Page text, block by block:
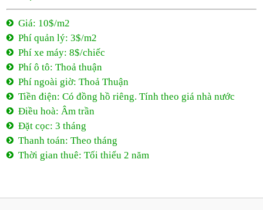
Phí xe máy: 8$/chiếc
Phí ô tô: Thoả thuận
Phí ngoài giờ: Thoả Thuận
Tiền điện: Có đồng hồ riêng. Tính theo giá nhà nước
Điều hoà: Âm trần
Đặt cọc: 3 tháng
Thanh toán: Theo tháng
Thời gian thuê: Tối thiểu 2 năm
- An Dương Vương